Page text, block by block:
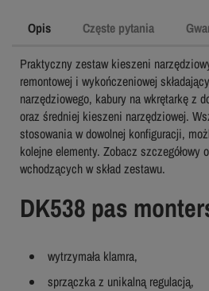
Opis Częste pytania
Praktyczny zestaw kieszeni
remontowej i wykończeniowej
narzędziowego, kabury na wkrętarkę z
oraz średniej kieszeni narzędziowej.
stosowania w dowolnej konfiguracji,
kolejne elementy. Zobacz szczegółowy
wchodzących w skład zestawu.
DK538 pas
wytrzymała klamra,
sprzączka z unikalną regulacją,